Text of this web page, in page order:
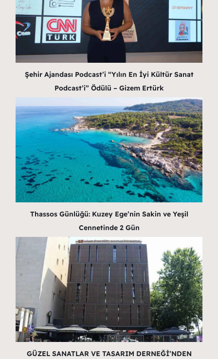
Şehir Ajandası Podcast’i “Yılın En İyi Kültür Sanat
Podcast’i” Ödülü – Gizem Ertürk
Thassos Günlüğü: Kuzey Ege’nin Sakin ve Yeşil
Cennetinde 2 Gün
GÜZEL SANATLAR VE TASARIM DERNEĞİ’NDEN